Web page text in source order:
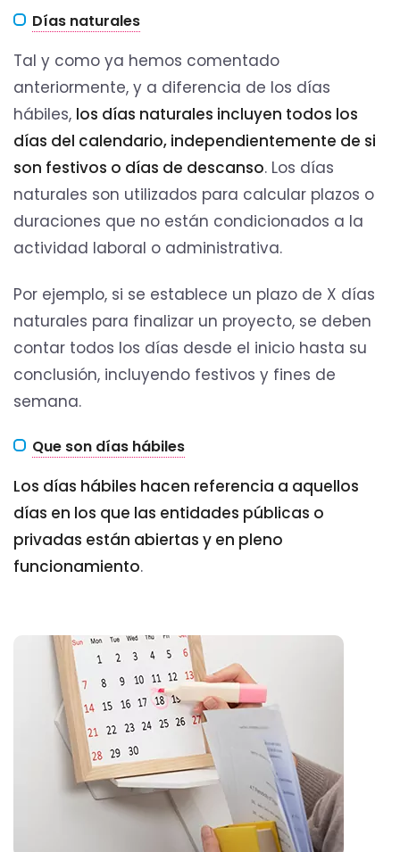
Días naturales
Tal y como ya hemos comentado
anteriormente, y a diferencia de los días
hábiles, los días naturales incluyen todos los
días del calendario, independientemente de si
son festivos o días de descanso. Los días
naturales son utilizados para calcular plazos o
duraciones que no están condicionados a la
actividad laboral o administrativa.
Por ejemplo, si se establece un plazo de X días
naturales para finalizar un proyecto, se deben
contar todos los días desde el inicio hasta su
conclusión, incluyendo festivos y fines de
semana.
Que son días hábiles
Los días hábiles hacen referencia a aquellos
días en los que las entidades públicas o
privadas están abiertas y en pleno
funcionamiento.